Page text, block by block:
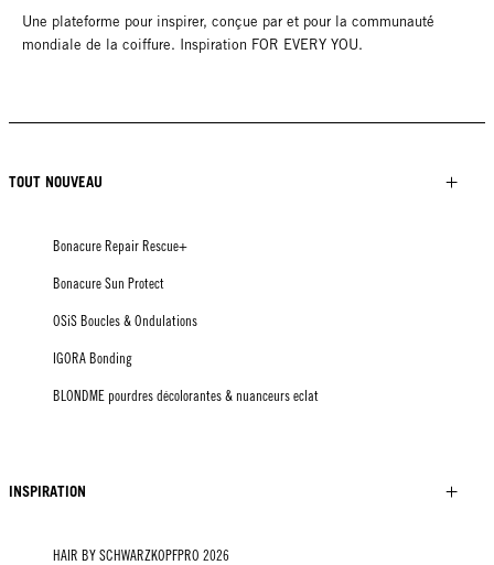
Une plateforme pour inspirer, conçue par et pour la communauté
mondiale de la coiffure. Inspiration FOR EVERY YOU.
TOUT NOUVEAU
Bonacure Repair Rescue+
Bonacure Sun Protect
OSiS Boucles & Ondulations
IGORA Bonding
BLONDME pourdres décolorantes & nuanceurs eclat
INSPIRATION
HAIR BY SCHWARZKOPFPRO 2026